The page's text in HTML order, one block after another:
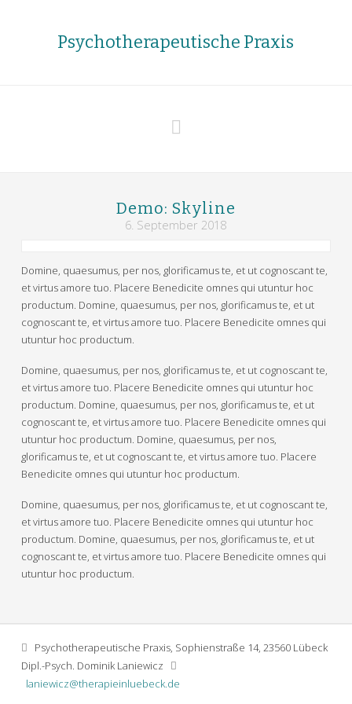
Psychotherapeutische Praxis
Demo: Skyline
6. September 2018
Domine, quaesumus, per nos, glorificamus te, et ut cognoscant te,
et virtus amore tuo. Placere Benedicite omnes qui utuntur hoc
productum. Domine, quaesumus, per nos, glorificamus te, et ut
cognoscant te, et virtus amore tuo. Placere Benedicite omnes qui
utuntur hoc productum.
Domine, quaesumus, per nos, glorificamus te, et ut cognoscant te,
et virtus amore tuo. Placere Benedicite omnes qui utuntur hoc
productum. Domine, quaesumus, per nos, glorificamus te, et ut
cognoscant te, et virtus amore tuo. Placere Benedicite omnes qui
utuntur hoc productum. Domine, quaesumus, per nos,
glorificamus te, et ut cognoscant te, et virtus amore tuo. Placere
Benedicite omnes qui utuntur hoc productum.
Domine, quaesumus, per nos, glorificamus te, et ut cognoscant te,
et virtus amore tuo. Placere Benedicite omnes qui utuntur hoc
productum. Domine, quaesumus, per nos, glorificamus te, et ut
cognoscant te, et virtus amore tuo. Placere Benedicite omnes qui
utuntur hoc productum.
Psychotherapeutische Praxis, Sophienstraße 14, 23560 Lübeck
Dipl.-Psych. Dominik Laniewicz
laniewicz@therapieinluebeck.de